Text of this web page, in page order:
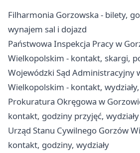
Filharmonia Gorzowska - bilety,
wynajem sal i dojazd
Państwowa Inspekcja Pracy w
Wielkopolskim - kontakt, skargi,
Wojewódzki Sąd Administracyjny
Wielkopolskim - kontakt,
Prokuratura Okręgowa w
kontakt, godziny przyjęć, wydziały
Urząd Stanu Cywilnego Gorzów
kontakt, godziny, wydziały